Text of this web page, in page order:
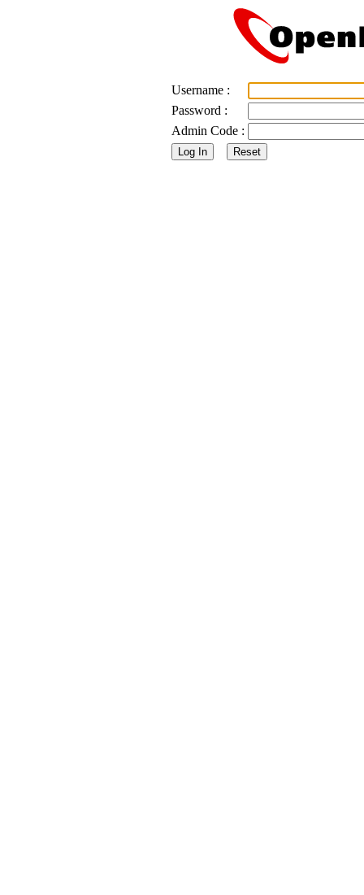
Username :
Password :
Admin Code :